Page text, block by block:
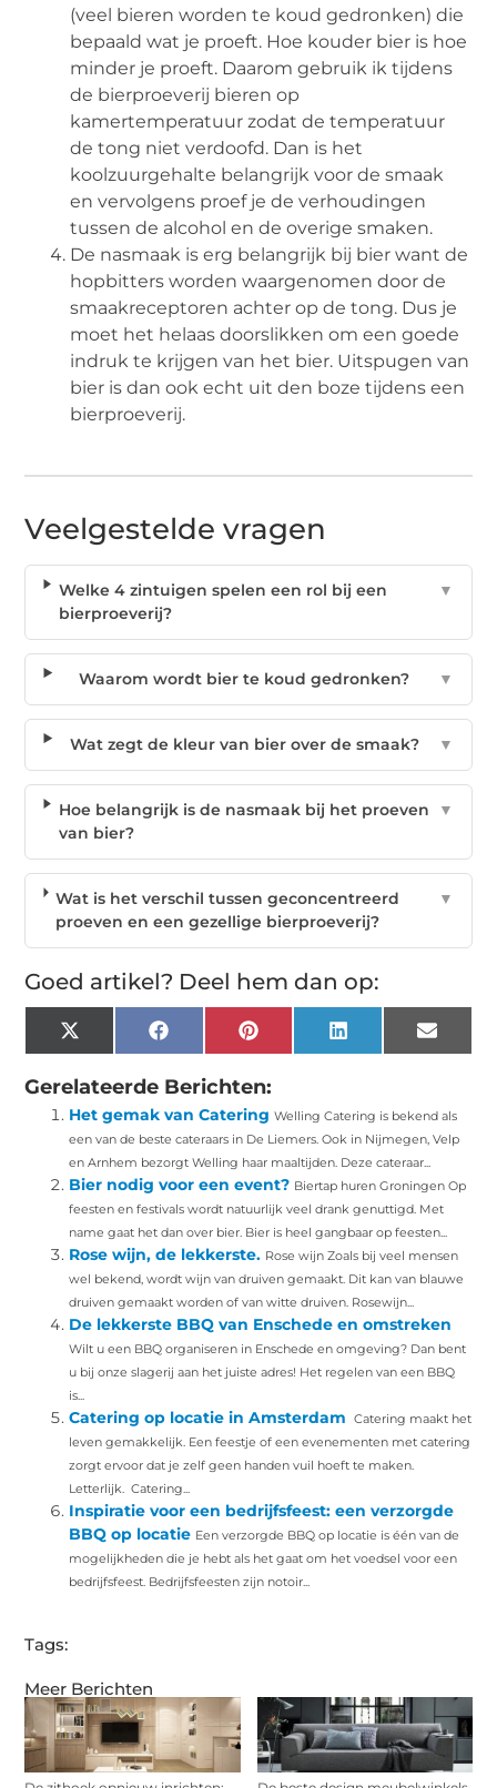
Meer Berichten
(veel bieren worden te koud gedronken) die
bepaald wat je proeft. Hoe kouder bier is hoe
minder je proeft. Daarom gebruik ik tijdens
de bierproeverij bieren op
kamertemperatuur zodat de temperatuur
de tong niet verdoofd. Dan is het
koolzuurgehalte belangrijk voor de smaak
en vervolgens proef je de verhoudingen
tussen de alcohol en de overige smaken.
De nasmaak is erg belangrijk bij bier want de
hopbitters worden waargenomen door de
smaakreceptoren achter op de tong. Dus je
moet het helaas doorslikken om een goede
indruk te krijgen van het bier. Uitspugen van
bier is dan ook echt uit den boze tijdens een
bierproeverij.
Veelgestelde vragen
Welke 4 zintuigen spelen een rol bij een
bierproeverij?
▼
Waarom wordt bier te koud gedronken? ▼
Wat zegt de kleur van bier over de smaak? ▼
Hoe belangrijk is de nasmaak bij het proeven
van bier?
▼
Wat is het verschil tussen geconcentreerd
proeven en een gezellige bierproeverij?
▼
Goed artikel? Deel hem dan op:
X
(Twitter)
Facebook Pinterest LinkedIn Email
Gerelateerde Berichten:
Het gemak van Catering Welling Catering is bekend als
een van de beste cateraars in De Liemers. Ook in Nijmegen, Velp
en Arnhem bezorgt Welling haar maaltijden. Deze cateraar...
Bier nodig voor een event? Biertap huren Groningen Op
feesten en festivals wordt natuurlijk veel drank genuttigd. Met
name gaat het dan over bier. Bier is heel gangbaar op feesten...
Rose wijn, de lekkerste. Rose wijn Zoals bij veel mensen
wel bekend, wordt wijn van druiven gemaakt. Dit kan van blauwe
druiven gemaakt worden of van witte druiven. Rosewijn...
De lekkerste BBQ van Enschede en omstreken
Wilt u een BBQ organiseren in Enschede en omgeving? Dan bent
u bij onze slagerij aan het juiste adres! Het regelen van een BBQ
is...
Catering op locatie in Amsterdam Catering maakt het
leven gemakkelijk. Een feestje of een evenementen met catering
zorgt ervoor dat je zelf geen handen vuil hoeft te maken.
Letterlijk. Catering...
Inspiratie voor een bedrijfsfeest: een verzorgde
BBQ op locatie Een verzorgde BBQ op locatie is één van de
mogelijkheden die je hebt als het gaat om het voedsel voor een
bedrijfsfeest. Bedrijfsfeesten zijn notoir...
Tags: